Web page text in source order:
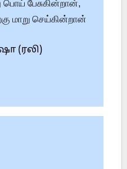
பேசுகின்றான்,
மாறு செய்கின்றான்
(ரலி)